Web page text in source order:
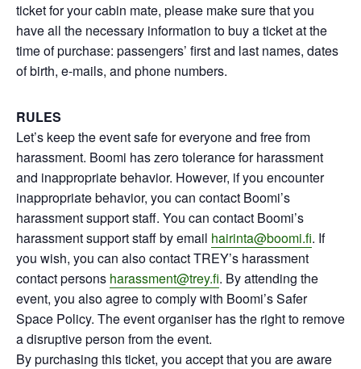
ticket for your cabin mate, please make sure that you
have all the necessary information to buy a ticket at the
time of purchase: passengers’ first and last names, dates
of birth, e-mails, and phone numbers.
RULES
Let’s keep the event safe for everyone and free from
harassment. Boomi has zero tolerance for harassment
and inappropriate behavior. However, if you encounter
inappropriate behavior, you can contact Boomi’s
harassment support staff. You can contact Boomi’s
harassment support staff by email hairinta@boomi.fi. If
you wish, you can also contact TREY’s harassment
contact persons harassment@trey.fi. By attending the
event, you also agree to comply with Boomi’s Safer
Space Policy. The event organiser has the right to remove
a disruptive person from the event.
By purchasing this ticket, you accept that you are aware